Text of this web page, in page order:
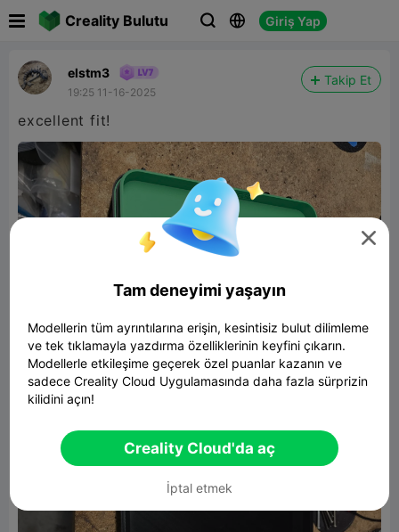
Creality Bulutu   Giriş Yap
elstm3
19:25 11-16-2025
Takip Et
excellent fit!

Tam deneyimi yaşayın
Modellerin tüm ayrıntılarına erişin, kesintisiz bulut dilimleme
ve tek tıklamayla yazdırma özelliklerinin keyfini çıkarın.
Modellerle etkileşime geçerek özel puanlar kazanın ve
sadece Creality Cloud Uygulamasında daha fazla sürprizin
kilidini açın!
Creality Cloud'da aç
İptal etmek